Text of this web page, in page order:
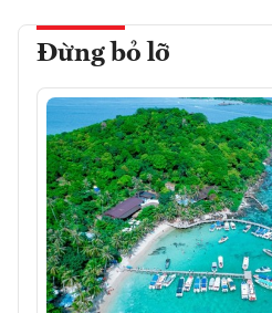
Đừng bỏ lỡ